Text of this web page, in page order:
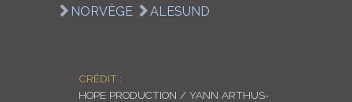
NORVÈGE ALESUND
CRÉDIT :
HOPE PRODUCTION / YANN ARTHUS-